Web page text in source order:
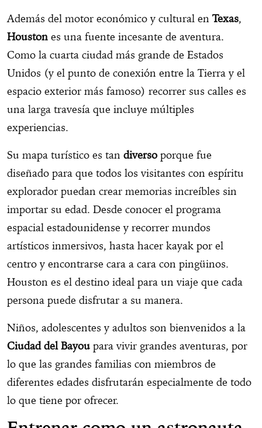
Además del motor económico y cultural enTexas,
Houston es una fuente incesante de aventura.
Como la cuarta ciudad más grande de Estados
Unidos (y el punto de conexión entre la Tierra y el
espacio exterior más famoso) recorrer sus calles es
una larga travesía que incluye múltiples
experiencias.
Su mapa turístico es tan diverso porque fue
diseñado para que todos los visitantes con espíritu
explorador puedan crear memorias increíbles sin
importar su edad. Desde conocer el programa
espacial estadounidense y recorrer mundos
artísticos inmersivos, hasta hacer kayak por el
centro y encontrarse cara a cara con pingüinos.
Houston es el destino ideal para un viaje que cada
persona puede disfrutar a su manera.
Niños, adolescentes y adultos son bienvenidos a la
Ciudad del Bayou para vivir grandes aventuras, por
lo que las grandes familias con miembros de
diferentes edades disfrutarán especialmente de todo
lo que tiene por ofrecer.